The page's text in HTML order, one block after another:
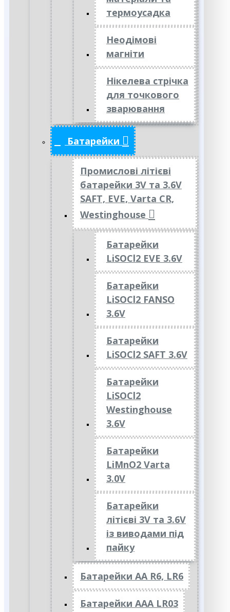
термоусадка
Неодімові
магніти
Нікелева стрічка
для точкового
зварювання
Батарейки
Промислові літієві
батарейки 3V та 3.6V
SAFT, EVE, Varta CR,
Westinghouse
Батарейки
LiSOCl2 EVE 3.6V
Батарейки
LiSOCl2 FANSO
3.6V
Батарейки
LiSOCl2 SAFT 3.6V
Батарейки
LiSOCl2
Westinghouse
3.6V
Батарейки
LiMnO2 Varta
3.0V
Батарейки
літієві 3V та 3.6V
із виводами під
пайку
Батарейки АА R6, LR6
Батарейки АAА LR03